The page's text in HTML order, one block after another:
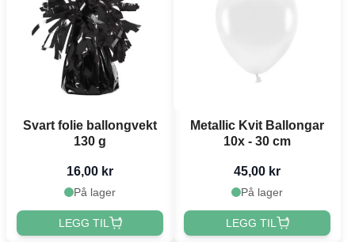
Svart folie ballongvekt
130 g
16,00 kr
På lager
LEGG TIL
Metallic Kvit Ballongar
10x - 30 cm
45,00 kr
På lager
LEGG TIL